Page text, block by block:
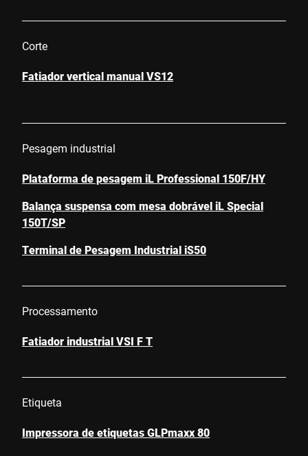
Corte
Fatiador vertical manual VS12
Pesagem industrial
Plataforma de pesagem iL Professional 150F/HY
Balança suspensa com mesa dobrável iL Special
150T/SP
Terminal de Pesagem Industrial iS50
Processamento
Fatiador industrial VSI F T
Etiqueta
Impressora de etiquetas GLPmaxx 80